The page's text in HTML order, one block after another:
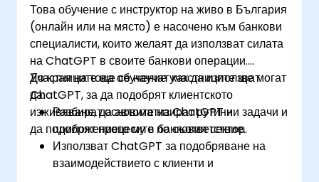
управление на риска.
Това обучение с инструктор на живо в България
(онлайн или на място) е насочено към банкови
специалисти, които желаят да използват силата
на ChatGPT в своите банкови операции.
Участниците ще се научат как да използват
ChatGPT, за да подобрят клиентското
изживяване, да автоматизират рутинни задачи и
да подобрят процесите по съответствие.
До края на това обучение участниците ще могат
да:
Разбират основите на ChatGPT и
приложението му в банковия сектор.
Използват ChatGPT за подобряване на
взаимодействието с клиенти и